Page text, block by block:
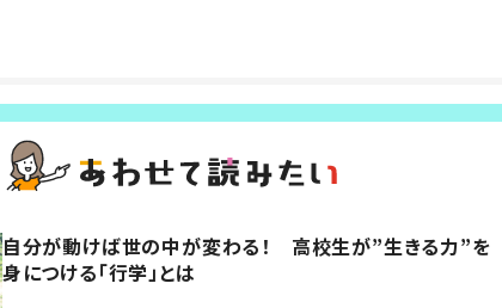
自分が動けば世の中が変わる！ 高校生が”生きる力”を
身につける「行学」とは